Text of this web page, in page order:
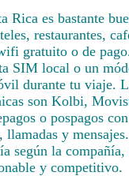
Rica es bastante
restaurantes,
gratuito o de
SIM local o un
durante tu viaje.
son Kolbi,
o pospagos
llamadas y
según la
y competitivo.